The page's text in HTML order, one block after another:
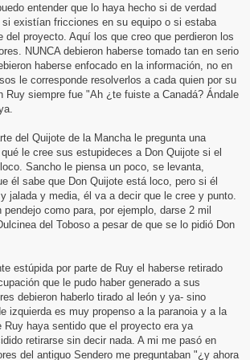
entender que lo haya hecho si de verdad
existían fricciones en su equipo o si estaba
del proyecto. Aquí los que creo que perdieron los
NUNCA debieron haberse tomado tan en serio
haberse enfocado en la información, no en
le corresponde resolverlos a cada quien por su
Ruy siempre fue "Ah ¿te fuiste a Canadá? Ándale
del Quijote de la Mancha le pregunta una
le cree sus estupideces a Don Quijote si el
Sancho le piensa un poco, se levanta,
él sabe que Don Quijote está loco, pero si él
jalada y media, él va a decir que le cree y punto.
como para, por ejemplo, darse 2 mil
del Toboso a pesar de que se lo pidió Don
estúpida por parte de Ruy el haberse retirado
que le pudo haber generado a sus
debieron haberlo tirado al león y ya- sino
izquierda es muy propenso a la paranoia y a la
haya sentido que el proyecto era ya
retirarse sin decir nada. A mi me pasó en
del antiguo Sendero me preguntaban "¿y ahora